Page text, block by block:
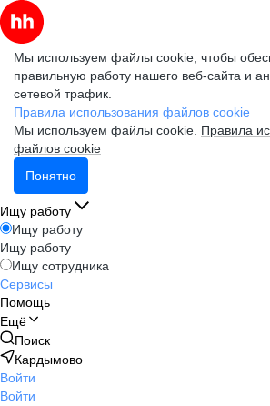
Мы используем файлы cookie, чтобы
правильную работу нашего веб-сайта и
сетевой трафик.
Правила использования файлов cookie
Мы используем файлы cookie. Правила
файлов cookie
Понятно
Ищу работу
Ищу работу
Ищу работу
Ищу сотрудника
Сервисы
Помощь
Ещё
Поиск
Кардымово
Войти
Войти